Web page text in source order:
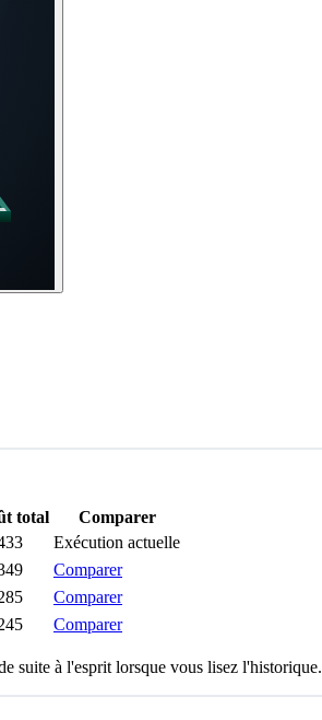
total
Comparer
Exécution actuelle
Comparer
Comparer
Comparer
suite à l'esprit lorsque vous lisez l'historique.